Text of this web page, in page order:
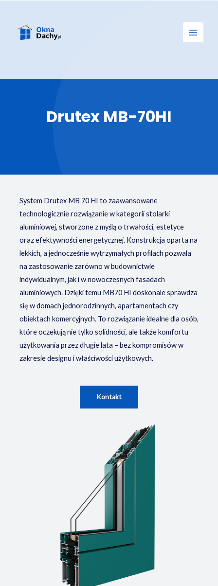
Drutex MB-70HI
System Drutex MB 70 HI to zaawansowane
technologicznie rozwiązanie w kategorii stolarki
aluminiowej, stworzone z myślą o trwałości, estetyce
oraz efektywności energetycznej. Konstrukcja oparta na
lekkich, a jednocześnie wytrzymałych profilach pozwala
na zastosowanie zarówno w budownictwie
indywidualnym, jak i w nowoczesnych fasadach
aluminiowych. Dzięki temu MB70 HI doskonale sprawdza
się w domach jednorodzinnych, apartamentach czy
obiektach komercyjnych. To rozwiązanie idealne dla osób,
które oczekują nie tylko solidności, ale także komfortu
użytkowania przez długie lata – bez kompromisów w
zakresie designu i właściwości użytkowych.
Kontakt